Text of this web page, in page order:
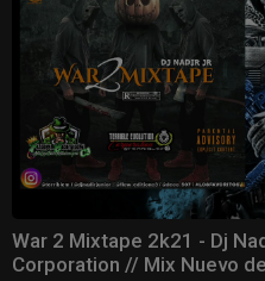
War 2 Mixtape 2k21 - Dj
Corporation // Mix Nuevo